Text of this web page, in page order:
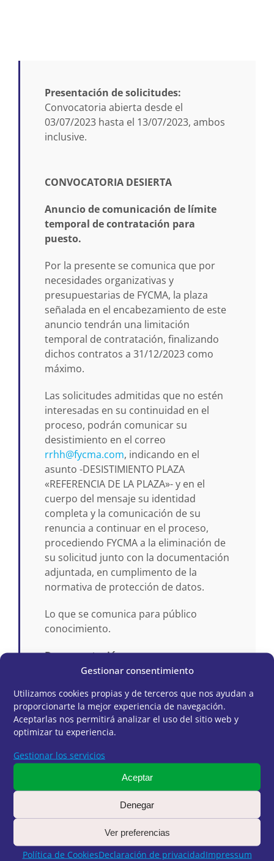
Gestionar consentimiento
Utilizamos cookies propias y de terceros que nos ayudan a
proporcionarte la mejor experiencia de navegación.
Aceptarlas nos permitirá analizar el uso del sitio web y
optimizar tu experiencia.
Gestionar los servicios
Aceptar
Denegar
Ver preferencias
Política de CookiesDeclaración de privacidadImpressum
Presentación de solicitudes:
Convocatoria abierta desde el
03/07/2023 hasta el 13/07/2023, ambos
inclusive.
CONVOCATORIA DESIERTA
Anuncio de comunicación de límite
temporal de contratación para
puesto.
Por la presente se comunica que por
necesidades organizativas y
presupuestarias de FYCMA, la plaza
señalada en el encabezamiento de este
anuncio tendrán una limitación
temporal de contratación, finalizando
dichos contratos a 31/12/2023 como
máximo.
Las solicitudes admitidas que no estén
interesadas en su continuidad en el
proceso, podrán comunicar su
desistimiento en el correo
rrhh@fycma.com, indicando en el
asunto -DESISTIMIENTO PLAZA
«REFERENCIA DE LA PLAZA»- y en el
cuerpo del mensaje su identidad
completa y la comunicación de su
renuncia a continuar en el proceso,
procediendo FYCMA a la eliminación de
su solicitud junto con la documentación
adjuntada, en cumplimento de la
normativa de protección de datos.
Lo que se comunica para público
conocimiento.
Documentación:
007_Anuncio boletin 116,
supl 1_Edicto 20230620-
02728-2023-01
P-UE10-23 BASE ESPECÍFICA
– RESPONSABLE DE
PRODUCTO
Listado provisional
subsanación RESPONSABLE
PRODUCTO-26-07-2023
FYCMA LISTADOS
DEFINITIVO ADMITIDOS 31-